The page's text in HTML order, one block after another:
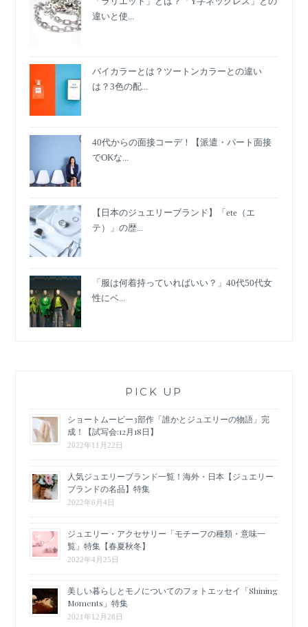
違いと使...
バイカラーとは？ツートンカラーとの違い
は？3色の配...
40代からの面接コーデ！【派遣・パート面接
でOKな...
【日本のジュエリーブランド】「ete（エ
テ）」の歴...
「服は何着持っていればいい？」40代50代女
性にベ...
PICK UP
ショートムービー3部作「誰かとジュエリーの物語」完
成！【試写会:12月18日】
2022年11月22日
人気ジュエリーブランド一覧！海外・日本【ジュエリー
ブランドの名品】特集
2022年6月4日
ジュエリー・アクセサリー「モチーフの種類・意味一
覧」特集【春夏秋冬】
2022年4月25日
美しい暮らしとモノについてのフォトエッセイ「Shining
Moments」特集
2021年12月28日